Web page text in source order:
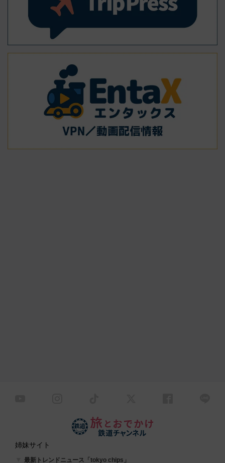
姉妹サイト
最新トレンドニュース「tokyo chips」